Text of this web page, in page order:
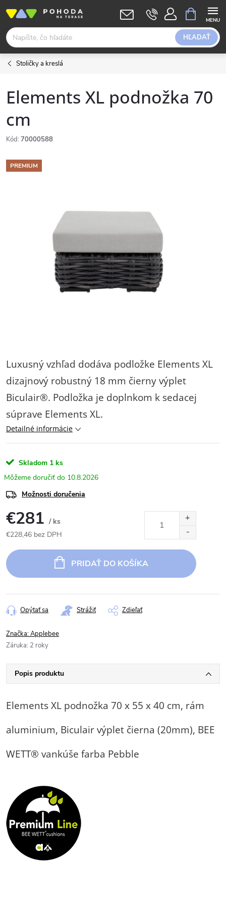
obsah
HĽADAŤ
KOŠÍK
Stoličky a kreslá
Elements XL podnožka 70
cm
Kód: 70000588
PREMIUM
Luxusný vzhľad dodáva podložke Elements XL
dizajnový robustný 18 mm čierny výplet
Biculair®. Podložka je doplnkom k sedacej
súprave Elements XL.
Detailné informácie
Skladom 1 ks
10.8.2026
Možnosti doručenia
€281 / ks
€228,46 bez DPH
cena:
PRIDAŤ DO KOŠÍKA
Opýtať sa Strážiť Zdieľať
Značka:Applebee
Záruka: 2 roky
Popis produktu
Elements XL podnožka 70 x 55 x 40 cm, rám
aluminium, Biculair výplet čierna (20mm), BEE
WETT® vankúše farba Pebble